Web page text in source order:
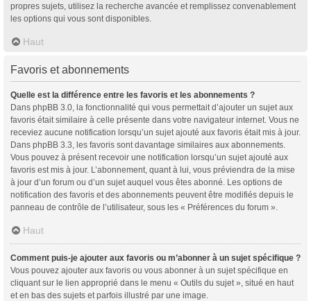
propres sujets, utilisez la recherche avancée et remplissez convenablement
les options qui vous sont disponibles.
Haut
Favoris et abonnements
Quelle est la différence entre les favoris et les abonnements ?
Dans phpBB 3.0, la fonctionnalité qui vous permettait d’ajouter un sujet aux
favoris était similaire à celle présente dans votre navigateur internet. Vous ne
receviez aucune notification lorsqu’un sujet ajouté aux favoris était mis à jour.
Dans phpBB 3.3, les favoris sont davantage similaires aux abonnements.
Vous pouvez à présent recevoir une notification lorsqu’un sujet ajouté aux
favoris est mis à jour. L’abonnement, quant à lui, vous préviendra de la mise
à jour d’un forum ou d’un sujet auquel vous êtes abonné. Les options de
notification des favoris et des abonnements peuvent être modifiés depuis le
panneau de contrôle de l’utilisateur, sous les « Préférences du forum ».
Haut
Comment puis-je ajouter aux favoris ou m’abonner à un sujet spécifique ?
Vous pouvez ajouter aux favoris ou vous abonner à un sujet spécifique en
cliquant sur le lien approprié dans le menu « Outils du sujet », situé en haut
et en bas des sujets et parfois illustré par une image.